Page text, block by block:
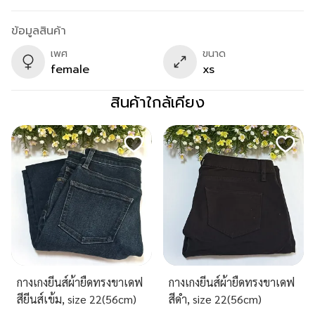
ข้อมูลสินค้า
เพศ
female
ขนาด
xs
สินค้าใกล้เคียง
กางเกงยีนส์ผ้ายืดทรงขาเดฟ
สียีนส์เข้ม, size 22(56cm)
กางเกงยีนส์ผ้ายืดทรงขาเดฟ
สีดำ, size 22(56cm)